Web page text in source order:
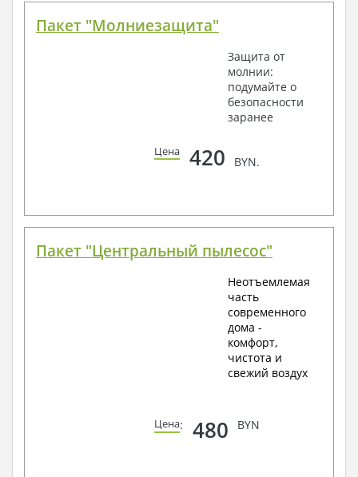
Пакет "Молниезащита"
Защита от
молнии:
подумайте о
безопасности
заранее
Цена 420 BYN.
Пакет "Центральный пылесос"
Неотъемлемая
часть
современного
дома -
комфорт,
чистота и
свежий воздух
Цена: 480 BYN